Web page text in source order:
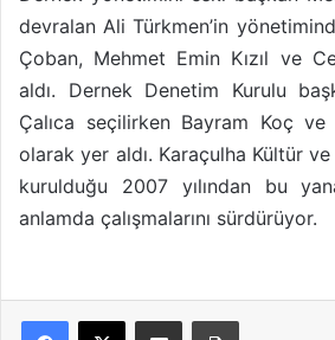
devralan Ali Türkmen’in
Çoban, Mehmet Emin Kızıl ve
aldı. Dernek Denetim Kurulu
Çalıca seçilirken Bayram Koç
olarak yer aldı. Karaçulha Kültür
kurulduğu 2007 yılından bu
anlamda çalışmalarını sürdürüyor.
E-Posta ile paylaş Yazdır